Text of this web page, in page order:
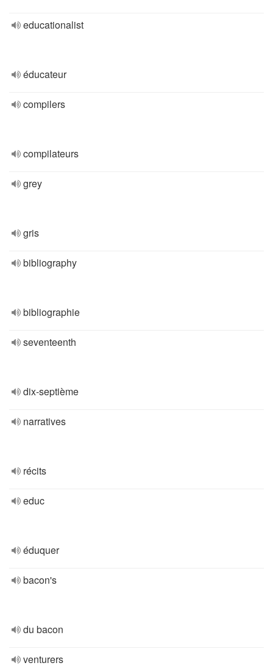
educationalist
éducateur
compilers
compilateurs
grey
gris
bibliography
bibliographie
seventeenth
dix-septième
narratives
récits
educ
éduquer
bacon's
du bacon
venturers